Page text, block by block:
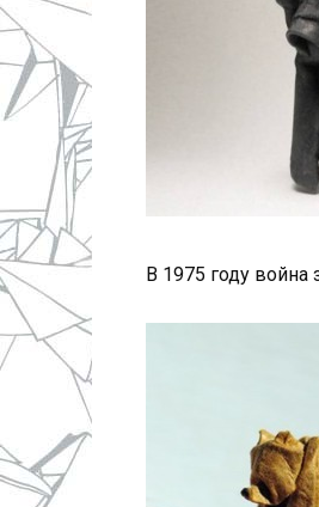
В 1975 году война